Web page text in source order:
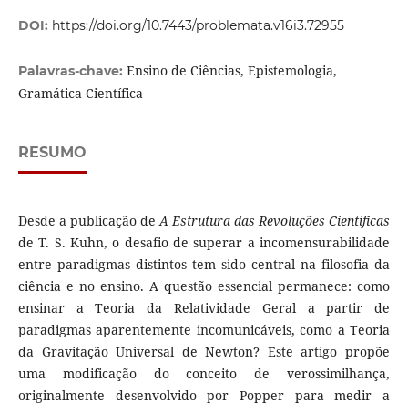
DOI: https://doi.org/10.7443/problemata.v16i3.72955
Palavras-chave: Ensino de Ciências, Epistemologia,
Gramática Científica
RESUMO
Desde a publicação deA Estrutura das Revoluções Científicas
de T. S. Kuhn, o desafio de superar a incomensurabilidade
entre paradigmas distintos tem sido central na filosofia da
ciência e no ensino. A questão essencial permanece: como
ensinar a Teoria da Relatividade Geral a partir de
paradigmas aparentemente incomunicáveis, como a Teoria
da Gravitação Universal de Newton? Este artigo propõe
uma modificação do conceito de verossimilhança,
originalmente desenvolvido por Popper para medir a